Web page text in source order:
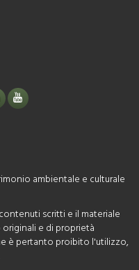
ambientale e culturale
scritti e il materiale
e di proprietà
è pertanto proibito l'utilizzo,